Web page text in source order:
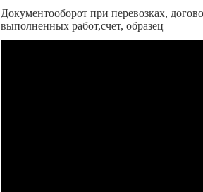
Документооборот при перевозках,
выполненных работ,счет, образец